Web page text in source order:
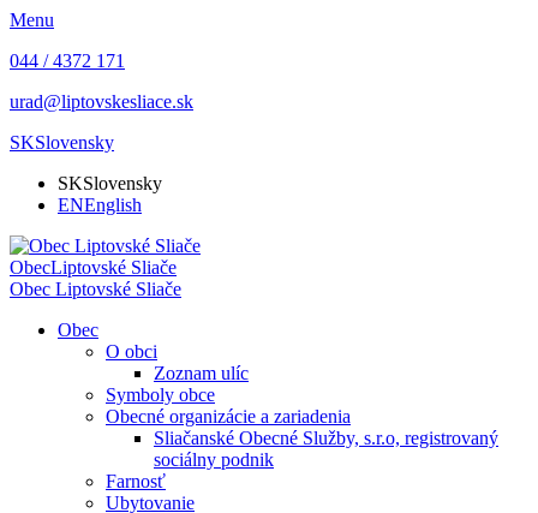
Menu
044 / 4372 171
urad@liptovskesliace.sk
SKSlovensky
SKSlovensky
ENEnglish
ObecLiptovské Sliače
Obec Liptovské Sliače
Obec
O obci
Zoznam ulíc
Symboly obce
Obecné organizácie a zariadenia
Sliačanské Obecné Služby, s.r.o, registrovaný
sociálny podnik
Farnosť
Ubytovanie